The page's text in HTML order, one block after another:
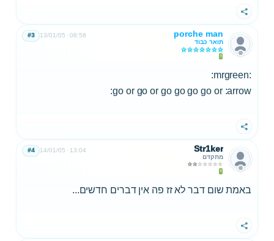
שתף
porche man
תואר כבוד
13/01/05 08:58
#3
:mrgreen:
go or go or go go go go or :arrow:
שתף
Str1ker
מתקדם
14/01/05 13:04
#4
באמת שום דבר לא זז פה אין דברים חדשים...
שתף